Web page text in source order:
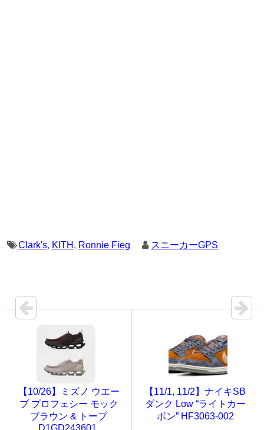
Clark's, KITH , Ronnie Fieg スニーカーGPS
【10/26】ミズノ ウエー
ブ プロフェシー モック
ブラウン & トープ
D1GD243601,
【11/1, 11/2】ナイキSB
ダンク Low “ライトカー
ボン” HF3063-002